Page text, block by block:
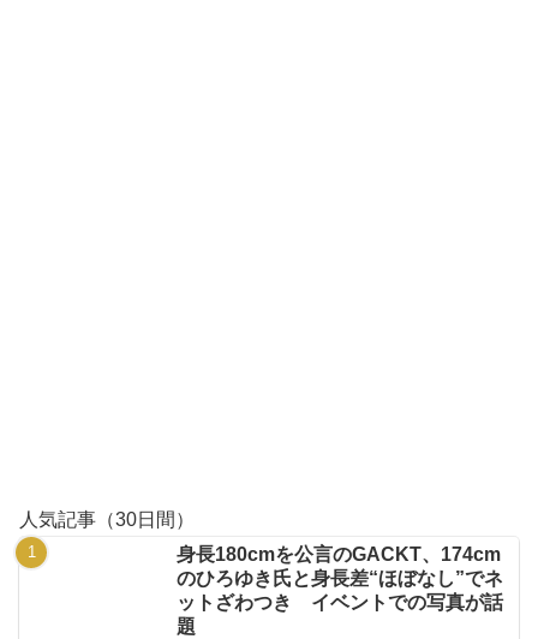
人気記事（30日間）
身長180cmを公言のGACKT、174cm
のひろゆき氏と身長差“ほぼなし”でネ
ットざわつき イベントでの写真が話
題